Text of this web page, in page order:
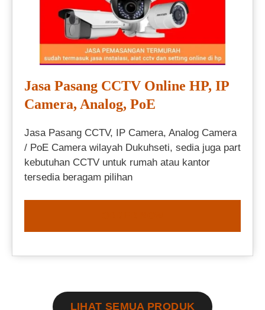
Jasa Pasang CCTV Online HP, IP
Camera, Analog, PoE
Jasa Pasang CCTV, IP Camera, Analog Camera
/ PoE Camera wilayah Dukuhseti, sedia juga part
kebutuhan CCTV untuk rumah atau kantor
tersedia beragam pilihan
LIHAT SEMUA PRODUK